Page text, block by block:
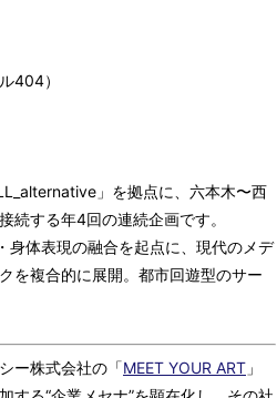
404）
」を拠点に、六本木〜西
続する年4回の連続企画です。
体表現の融合を起点に、現代のメデ
を複合的に展開。都市回遊型のサー
ー株式会社の「MEET YOUR ART 」